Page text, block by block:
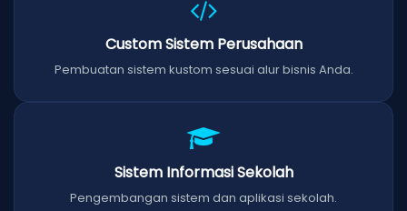
Custom Sistem Perusahaan
Pembuatan sistem kustom sesuai alur bisnis Anda.
Sistem Informasi Sekolah
Pengembangan sistem dan aplikasi sekolah.